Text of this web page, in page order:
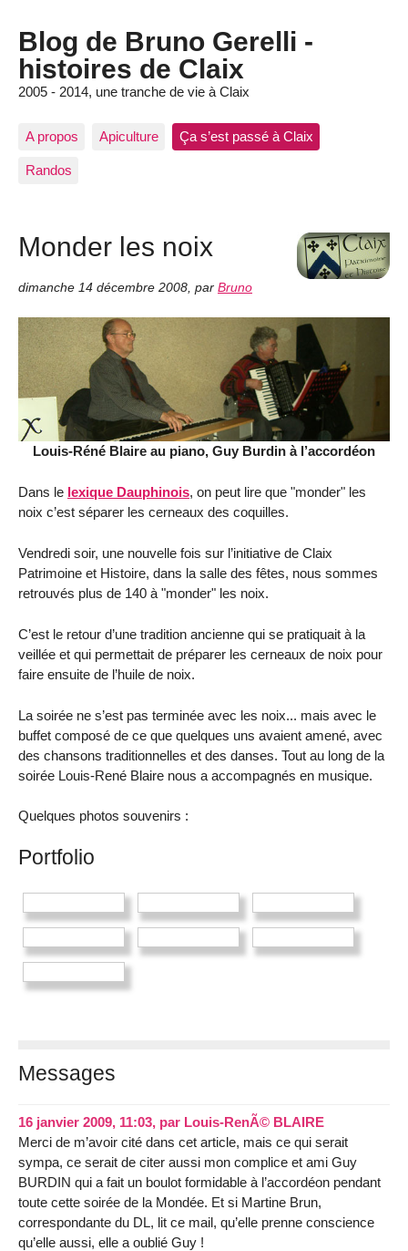
Blog de Bruno Gerelli -
histoires de Claix
2005 - 2014, une tranche de vie à Claix
A propos Apiculture Ça s’est passé à Claix
Randos
Monder les noix
dimanche 14 décembre 2008 par Bruno
Louis-Réné Blaire au piano, Guy Burdin à l’accordéon
Dans le lexique Dauphinois, on peut lire que "monder" les
noix c’est séparer les cerneaux des coquilles.
Vendredi soir, une nouvelle fois sur l’initiative de Claix
Patrimoine et Histoire, dans la salle des fêtes, nous sommes
retrouvés plus de 140 à "monder" les noix.
C’est le retour d’une tradition ancienne qui se pratiquait à la
veillée et qui permettait de préparer les cerneaux de noix pour
faire ensuite de l’huile de noix.
La soirée ne s’est pas terminée avec les noix... mais avec le
buffet composé de ce que quelques uns avaient amené, avec
des chansons traditionnelles et des danses. Tout au long de la
soirée Louis-René Blaire nous a accompagnés en musique.
Quelques photos souvenirs :
Portfolio
Messages
16 janvier 2009, 11:03, par Louis-RenÃ© BLAIRE
Merci de m’avoir cité dans cet article, mais ce qui serait
sympa, ce serait de citer aussi mon complice et ami Guy
BURDIN qui a fait un boulot formidable à l’accordéon pendant
toute cette soirée de la Mondée. Et si Martine Brun,
correspondante du DL, lit ce mail, qu’elle prenne conscience
qu’elle aussi, elle a oublié Guy !